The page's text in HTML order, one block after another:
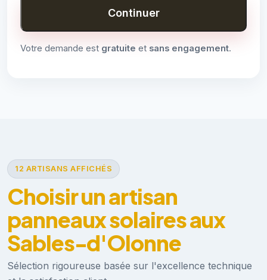
Continuer
Votre demande est gratuite et sans engagement.
12 ARTISANS AFFICHÉS
Choisir un artisan
panneaux solaires aux
Sables-d'Olonne
Sélection rigoureuse basée sur l'excellence technique